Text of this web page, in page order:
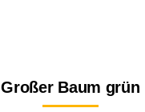
Großer Baum grün